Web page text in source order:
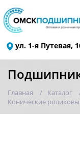
ул. 1-я Путевая,
Главная Каталог
Конические